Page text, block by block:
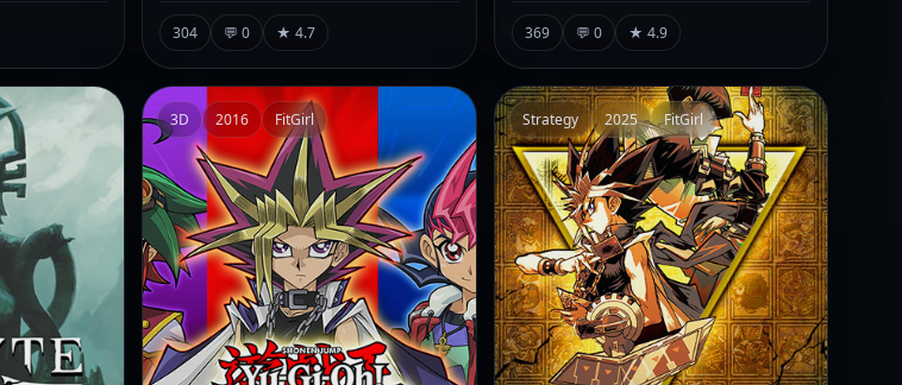
304 💬 0 ★ 4.7 369 💬 0 ★ 4.9
3D 2016 FitGirl Strategy 2025 FitGirl